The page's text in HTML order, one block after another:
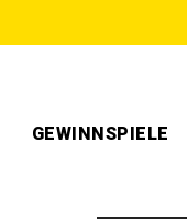
GEWINNSPIELE